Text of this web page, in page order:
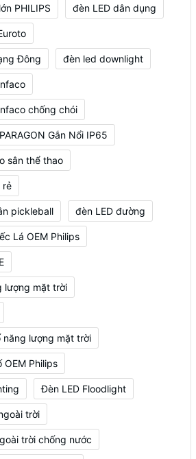
PHILIPS đèn LED dân dụng
Đông đèn led downlight
chống chói
Gắn Nổi IP65
sân thể thao
rẻ
pickleball đèn LED đường
Lá OEM Philips
lượng mặt trời
năng lượng mặt trời
Philips
Đèn LED Floodlight
trời
trời chống nước